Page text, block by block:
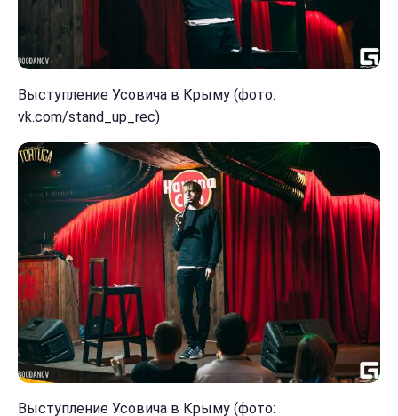
Выступление Усовича в Крыму (фото:
vk.com/stand_up_rec)
Выступление Усовича в Крыму (фото: